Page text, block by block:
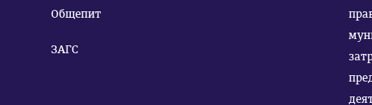
Общепит
ЗАГС